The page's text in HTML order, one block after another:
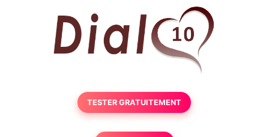
TESTER GRATUITEMENT